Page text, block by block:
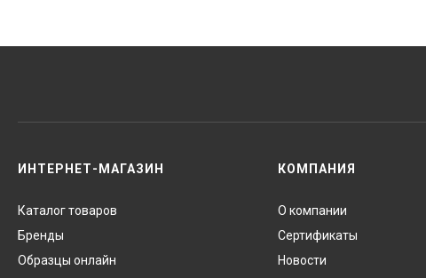
ИНТЕРНЕТ-МАГАЗИН
Каталог товаров
Бренды
Образцы онлайн
КОМПАНИЯ
О компании
Сертификаты
Новости